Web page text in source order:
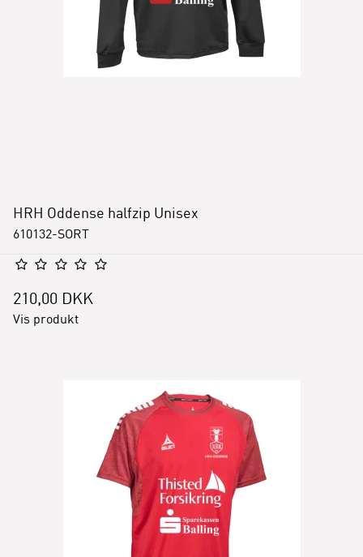
HRH Oddense halfzip Unisex
610132-SORT
210,00 DKK
Vis produkt